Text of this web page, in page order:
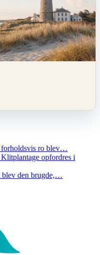
forholdsvis ro blev…
opfordres i
blev den brugde,…